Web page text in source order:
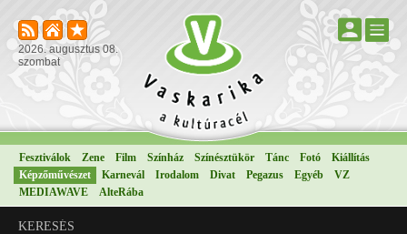
2026. augusztus 08.
szombat
Fesztiválok Zene Film Színház Színésztükör Tánc Fotó
Kiállítás
Képzőművészet
Karnevál Irodalom Divat Pegazus Egyéb
VZ
MEDIAWAVE
AlteRába
KERESÉS